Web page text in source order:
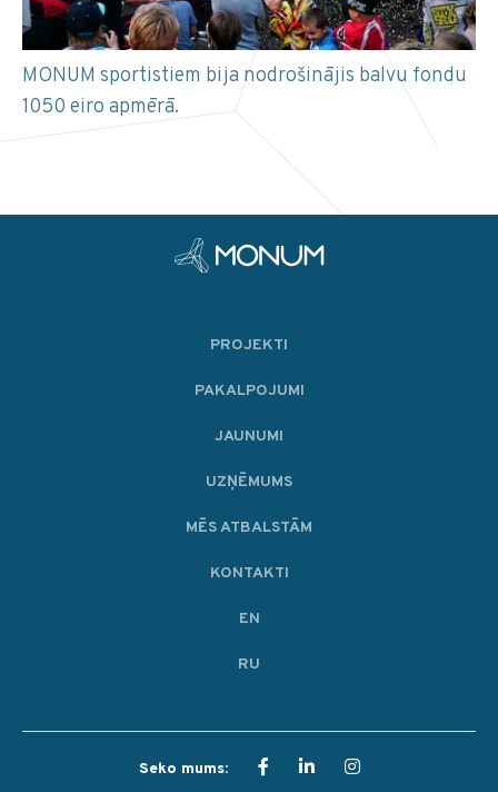
MONUM sportistiem bija nodrošinājis balvu fondu
1050 eiro apmērā.
PROJEKTI
PAKALPOJUMI
JAUNUMI
UZŅĒMUMS
MĒS ATBALSTĀM
KONTAKTI
EN
RU
Seko mums: